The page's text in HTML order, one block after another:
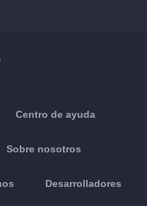
Centro de ayuda
Sobre nosotros
Desarrolladores